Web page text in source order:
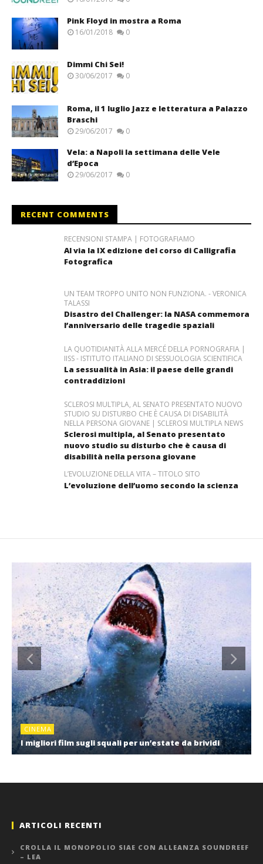
Pink Floyd in mostra a Roma
16/01/2018 0
Dimmi Chi Sei!
30/06/2017 0
Roma, il 1 luglio Jazz e letteratura a Palazzo
Braschi
29/06/2017 0
Vela: a Napoli la settimana delle Vele
d’Epoca
29/06/2017 0
RECENT COMMENTS
RECENSIONI STAMPA | FOTOGRAFIAMO
Al via la IX edizione del corso di Calligrafia
Fotografica
UN TEAM TROPPO UNITO NON FUNZIONA. - VERONICA
TALASSI
Disastro del Challenger: la NASA commemora
l’anniversario delle tragedie spaziali
LA QUOTIDIANITÀ ALLA MERCÉ DELLA PORNOGRAFIA |
IISS - ISTITUTO ITALIANO DI SESSUOLOGIA SCIENTIFICA
La sessualità in Asia: il paese delle grandi
contraddizioni
SCLEROSI MULTIPLA, AL SENATO PRESENTATO NUOVO
STUDIO SU DISTURBO CHE È CAUSA DI DISABILITÀ
NELLA PERSONA GIOVANE | SCLEROSI MULTIPLA NEWS
Sclerosi multipla, al Senato presentato
nuovo studio su disturbo che è causa di
disabilità nella persona giovane
L’EVOLUZIONE DELLA VITA – TITOLO SITO
L’evoluzione dell’uomo secondo la scienza
CINEMA
I migliori film sugli squali per un’estate da brividi
ARTICOLI RECENTI
CROLLA IL MONOPOLIO SIAE CON ALLEANZA SOUNDREEF
– LEA